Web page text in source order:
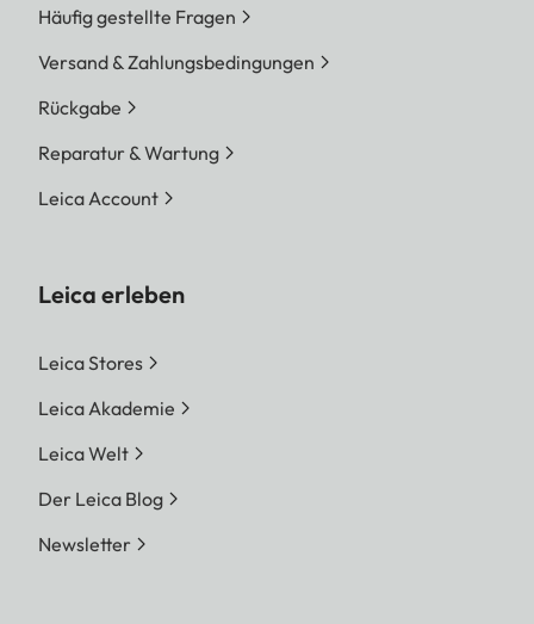
Häufig gestellte Fragen
Versand & Zahlungsbedingungen
Rückgabe
Reparatur & Wartung
Leica Account
Leica erleben
Leica Stores
Leica Akademie
Leica Welt
Der Leica Blog
Newsletter